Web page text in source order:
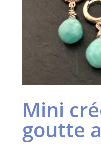
Mini
goutte